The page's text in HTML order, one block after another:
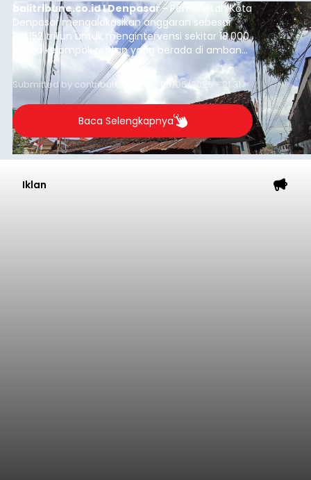
balitribune.co.id I Denpasar - Pemerintah Kota
Denpasar mengalokasikan anggaran sebesar
Rp1,152 triliun untuk mengintervensi sekitar 18.000
warga kelompok rentan yang berada di ambang
garis kemiskinan. Langkah strategis ini diambil
guna menjaga masyarakat yang berada pada
kelompok desil 5 dan 6 tersebut agar tidak
merosot ke kategori miskin.
Submitted by contributor Thu, 08/06/2026 - 21:31
Baca Selengkapnya
Iklan